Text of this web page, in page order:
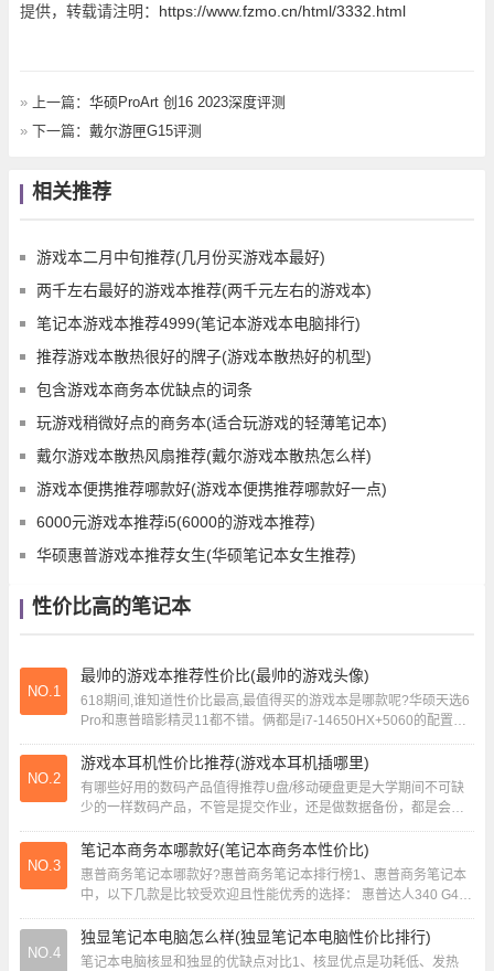
提供，转载请注明： https://www.fzmo.cn/html/3332.html
» 上一篇： 华硕ProArt 创16 2023深度评测
» 下一篇： 戴尔游匣G15评测
相关推荐
游戏本二月中旬推荐(几月份买游戏本最好)
两千左右最好的游戏本推荐(两千元左右的游戏本)
笔记本游戏本推荐4999(笔记本游戏本电脑排行)
推荐游戏本散热很好的牌子(游戏本散热好的机型)
包含游戏本商务本优缺点的词条
玩游戏稍微好点的商务本(适合玩游戏的轻薄笔记本)
戴尔游戏本散热风扇推荐(戴尔游戏本散热怎么样)
游戏本便携推荐哪款好(游戏本便携推荐哪款好一点)
6000元游戏本推荐i5(6000的游戏本推荐)
华硕惠普游戏本推荐女生(华硕笔记本女生推荐)
性价比高的笔记本
NO.1
最帅的游戏本推荐性价比(最帅的游戏头像)
618期间,谁知道性价比最高,最值得买的游戏本是哪款呢?华硕天选6
Pro和惠普暗影精灵11都不错。俩都是i7-14650HX+5060的配置，
不过天选6 Pr...
NO.2
游戏本耳机性价比推荐(游戏本耳机插哪里)
有哪些好用的数码产品值得推荐U盘/移动硬盘更是大学期间不可缺
少的一样数码产品，不管是提交作业，还是做数据备份，都是会经
常用到。而且有些有些大学大一会不给带笔记本...
NO.3
笔记本商务本哪款好(笔记本商务本性价比)
惠普商务笔记本哪款好?惠普商务笔记本排行榜1、惠普商务笔记本
中，以下几款是比较受欢迎且性能优秀的选择： 惠普达人340 G4笔
记本 推荐理由：拥有精致的外观和超...
NO.4
独显笔记本电脑怎么样(独显笔记本电脑性价比排行)
笔记本电脑核显和独显的优缺点对比1、核显优点是功耗低、发热